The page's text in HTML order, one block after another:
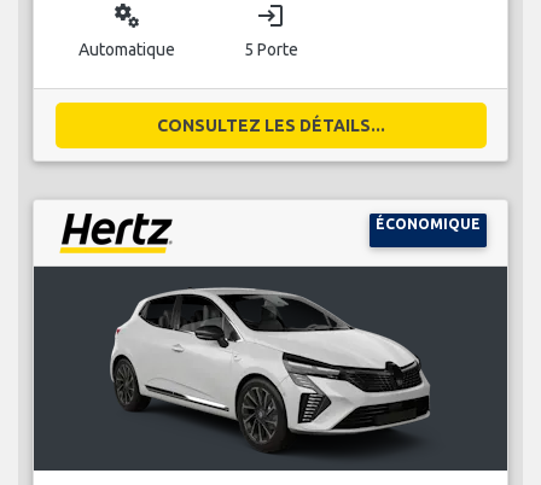
miscellaneous_services
Automatique
login
5 Porte
CONSULTEZ LES DÉTAILS...
ÉCONOMIQUE